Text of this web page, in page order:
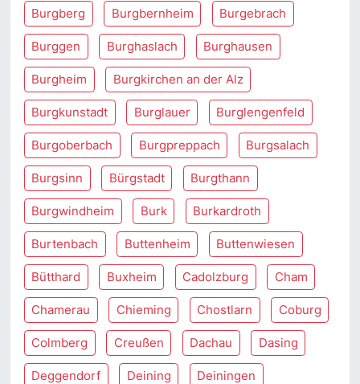
Burgberg Burgbernheim Burgebrach
Burggen Burghaslach Burghausen
Burgheim Burgkirchen an der Alz
Burgkunstadt Burglauer Burglengenfeld
Burgoberbach Burgpreppach Burgsalach
Burgsinn Bürgstadt Burgthann
Burgwindheim Burk Burkardroth
Burtenbach Buttenheim Buttenwiesen
Bütthard Buxheim Cadolzburg Cham
Chamerau Chieming Chostlarn Coburg
Colmberg Creußen Dachau Dasing
Deggendorf Deining Deiningen